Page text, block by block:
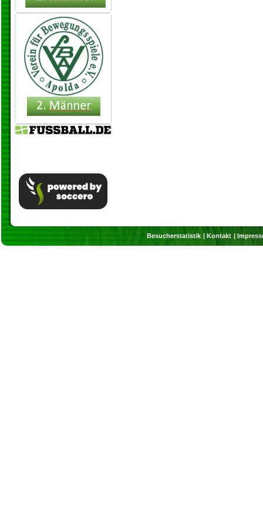
Besucherstatistik Kontakt